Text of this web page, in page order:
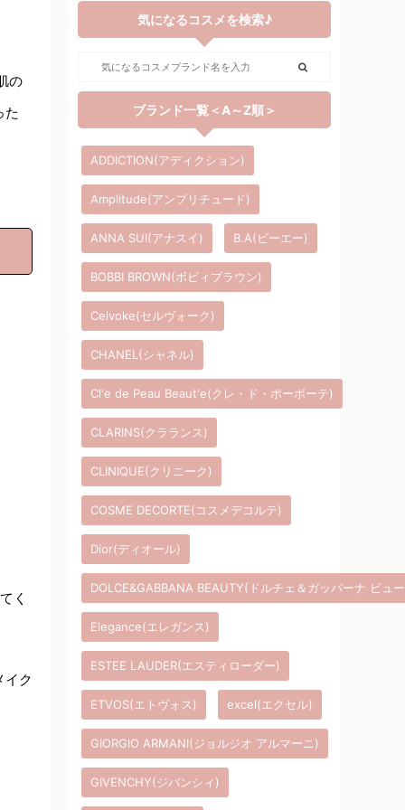
の
た
く
イク
気になるコスメを検索♪
ブランド一覧＜A～Z順＞
ADDICTION(アディクション)
Amplitude(アンプリチュード)
ANNA SUI(アナスイ) B.A(ビーエー)
BOBBI BROWN(ボビィブラウン)
Celvoke(セルヴォーク)
CHANEL(シャネル)
Cl'e de Peau Beaut'e(クレ・ド・ポーボーテ)
CLARINS(クラランス)
CLINIQUE(クリニーク)
COSME DECORTE(コスメデコルテ)
Dior(ディオール)
DOLCE&GABBANA BEAUTY(ドルチェ＆ガッバーナ ビュ
Elegance(エレガンス)
ESTEE LAUDER(エスティローダー)
ETVOS(エトヴォス) excel(エクセル)
GIORGIO ARMANI(ジョルジオ アルマーニ)
GIVENCHY(ジバンシィ)